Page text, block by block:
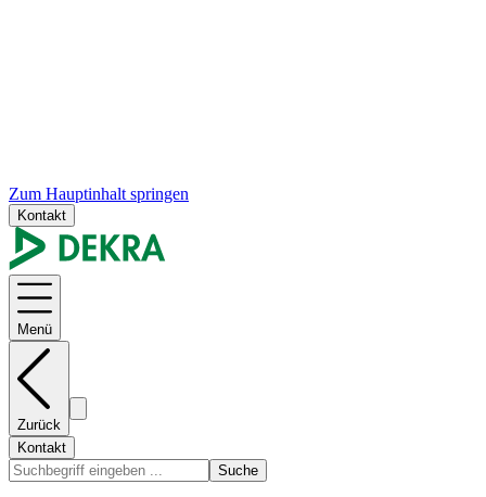
Zum Hauptinhalt springen
Kontakt
Menü
Zurück
Kontakt
Suche